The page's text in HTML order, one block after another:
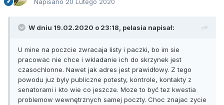
Napisano 20 Lutego 2020
W dniu 19.02.2020 o 23:18, pelasia napisał:
U mine na poczcie zwracaja listy i paczki, bo im sie
pracowac nie chce i wkladanie ich do skrzynek jest
czasochlonne. Nawet jak adres jest prawidłowy. Z tego
powodu juz byly publiczne potesty, kontrole, kontakty z
senatorami i kto wie co jeszcze. Moze to być tez kwestia
problemow wewnętrznych samej poczty. Choc znajac zycie